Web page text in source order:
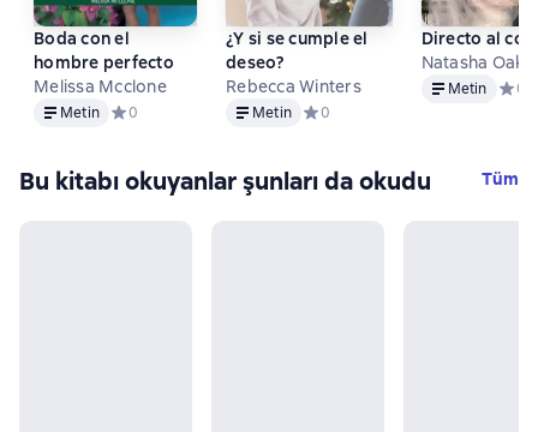
Boda con el
hombre perfecto
Melissa Mcclone
MetinMetin Средний рейтинг 0 на основе 0 оценок
0
¿Y si se cumple el
deseo?
Rebecca Winters
MetinMetin Средний рейтинг 0 на основе 0
0
Directo al
Natasha
MetinMetin 0
Bu kitabı okuyanlar şunları da okudu Tüm